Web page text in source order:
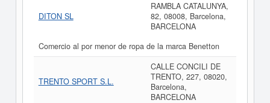
DITON SL
RAMBLA CATALUNYA,
82, 08008, Barcelona,
BARCELONA
Comercio al por menor de ropa de la marca Benetton
TRENTO SPORT S.L.
CALLE CONCILI DE
TRENTO, 227, 08020,
Barcelona,
BARCELONA